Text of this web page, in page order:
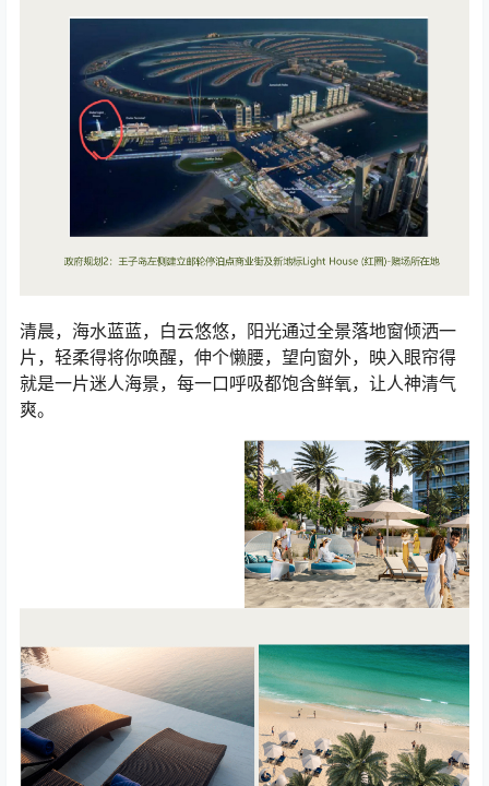
清晨，海水蓝蓝，白云悠悠，阳光通过全景落地窗倾洒一
片，轻柔得将你唤醒，伸个懒腰，望向窗外，映入眼帘得
就是一片迷人海景，每一口呼吸都饱含鲜氧，让人神清气
爽。